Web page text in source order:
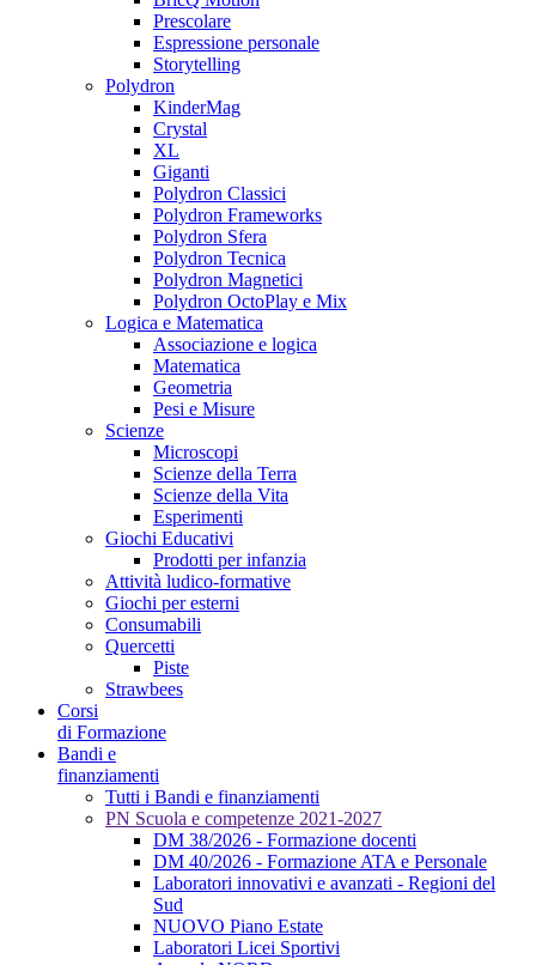
Prescolare
Espressione personale
Storytelling
Polydron
KinderMag
Crystal
XL
Giganti
Polydron Classici
Polydron Frameworks
Polydron Sfera
Polydron Tecnica
Polydron Magnetici
Polydron OctoPlay e Mix
Logica e Matematica
Associazione e logica
Matematica
Geometria
Pesi e Misure
Scienze
Microscopi
Scienze della Terra
Scienze della Vita
Esperimenti
Giochi Educativi
Prodotti per infanzia
Attività ludico-formative
Giochi per esterni
Consumabili
Quercetti
Piste
Strawbees
Corsi
di Formazione
Bandi e
finanziamenti
Tutti i Bandi e finanziamenti
PN Scuola e competenze 2021-2027
DM 38/2026 - Formazione docenti
DM 40/2026 - Formazione ATA e Personale
Laboratori innovativi e avanzati - Regioni del
Sud
NUOVO Piano Estate
Laboratori Licei Sportivi